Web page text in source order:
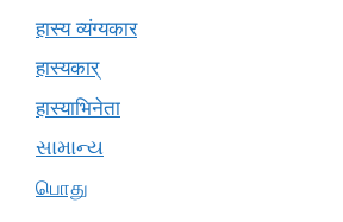
हास्य व्यंग्यकार
हास्यकार्
हास्याभिनेता
સામાન્ય
பொது